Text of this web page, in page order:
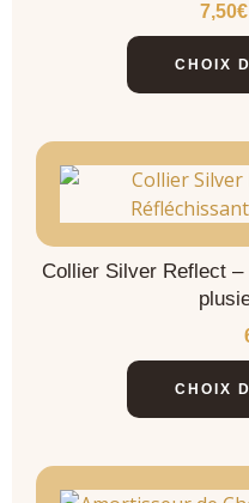
7,50€
CHOIX
Collier Silver Reflect
CHOIX